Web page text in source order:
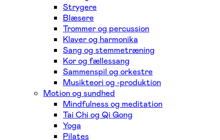
Strygere
Blæsere
Trommer og percussion
Klaver og harmonika
Sang og stemmetræning
Kor og fællessang
Sammenspil og orkestre
Musikteori og -produktion
Motion og sundhed
Mindfulness og meditation
Tai Chi og Qi Gong
Yoga
Pilates